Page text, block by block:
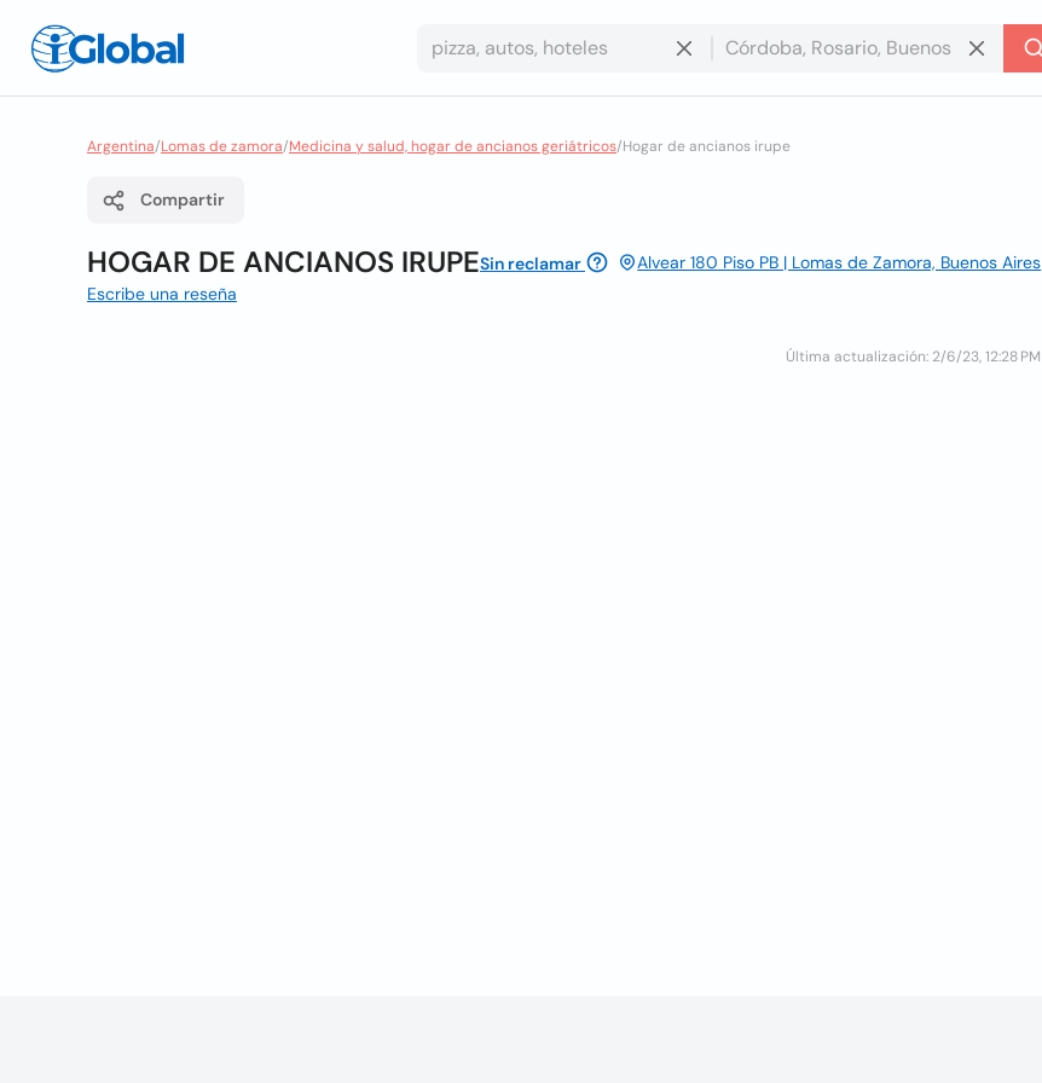
Argentina/Lomas de zamora/Medicina y salud, hogar de ancianos geriátricos/Hogar de ancianos irupe
Compartir
HOGAR DE ANCIANOS IRUPESin reclamar
Alvear 180 Piso PB | Lomas de Zamora, Buenos Aires
Escribe una reseña
Última actualización: 2/6/23, 12:28 PM